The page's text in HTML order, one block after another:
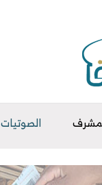
الصوتيات